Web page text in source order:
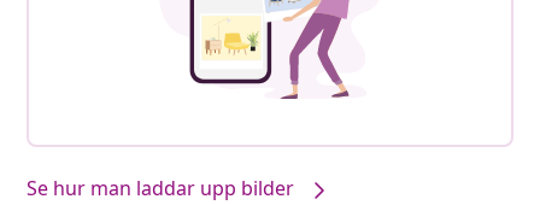
Se hur man laddar upp bilder